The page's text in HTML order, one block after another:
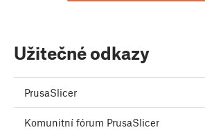
Užitečné odkazy
PrusaSlicer
Komunitní fórum PrusaSlicer